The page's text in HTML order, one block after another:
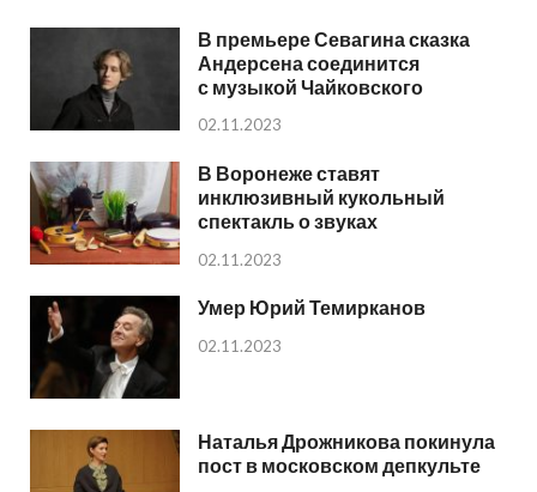
В премьере Севагина сказка
Андерсена соединится
с музыкой Чайковского
02.11.2023
В Воронеже ставят
инклюзивный кукольный
спектакль о звуках
02.11.2023
Умер Юрий Темирканов
02.11.2023
Наталья Дрожникова покинула
пост в московском депкульте